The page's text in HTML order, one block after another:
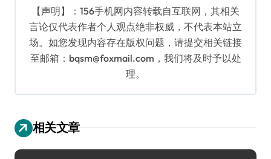
【声明】：156手机网内容转载自互联网，其相关
言论仅代表作者个人观点绝非权威，不代表本站立
场。如您发现内容存在版权问题，请提交相关链接
至邮箱：bqsm@foxmail.com，我们将及时予以处
理。
相关文章